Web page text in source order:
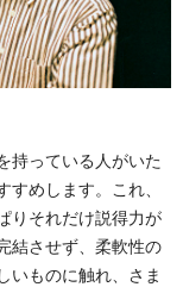
持っている人がいた
めします。これ、
りそれだけ説得力が
結させず、柔軟性の
いものに触れ、さま